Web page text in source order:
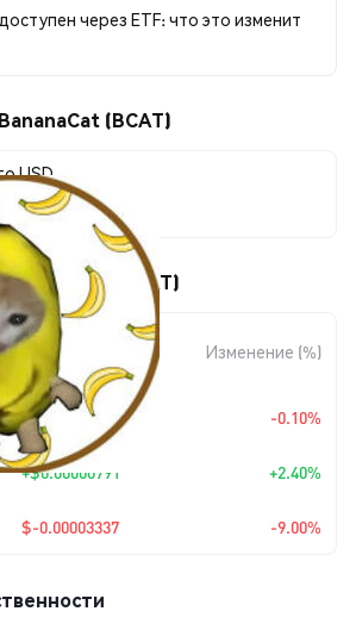
через ETF: что это изменит
(BCAT)
USD
(BCAT)
Изменение
суммы
Изменение (%)
$-0.00000034 -0.10%
+$0.00000791 +2.40%
$-0.00003337 -9.00%